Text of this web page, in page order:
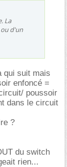
La
d'un
qui suit mais
enfoncé =
poussoir
dans le circuit
?
du switch
rien...